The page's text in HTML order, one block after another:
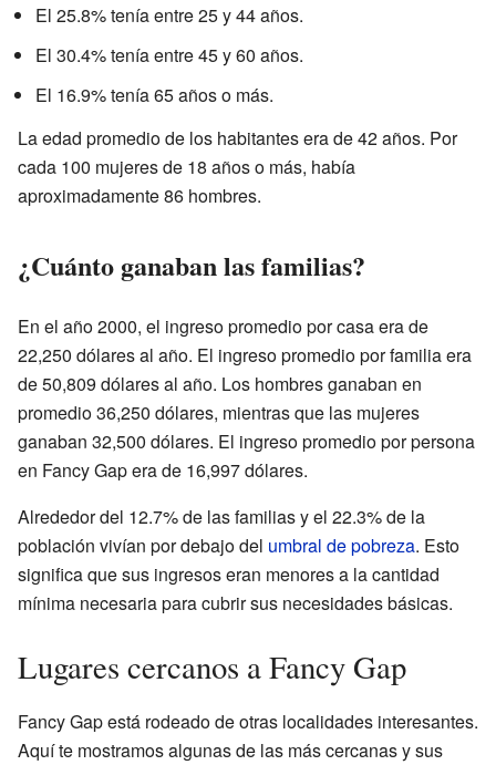
El 25.8% tenía entre 25 y 44 años.
El 30.4% tenía entre 45 y 60 años.
El 16.9% tenía 65 años o más.
La edad promedio de los habitantes era de 42 años. Por
cada 100 mujeres de 18 años o más, había
aproximadamente 86 hombres.
¿Cuánto ganaban las familias?
En el año 2000, el ingreso promedio por casa era de
22,250 dólares al año. El ingreso promedio por familia era
de 50,809 dólares al año. Los hombres ganaban en
promedio 36,250 dólares, mientras que las mujeres
ganaban 32,500 dólares. El ingreso promedio por persona
en Fancy Gap era de 16,997 dólares.
Alrededor del 12.7% de las familias y el 22.3% de la
población vivían por debajo del umbral de pobreza. Esto
significa que sus ingresos eran menores a la cantidad
mínima necesaria para cubrir sus necesidades básicas.
Lugares cercanos a Fancy Gap
Fancy Gap está rodeado de otras localidades interesantes.
Aquí te mostramos algunas de las más cercanas y sus